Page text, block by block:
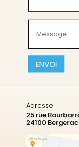
(Nécessaire)
(Nécessaire)
CAPTCHA
Adresse
25 rue
24100 Bergerac